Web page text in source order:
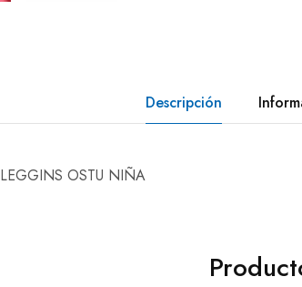
Descripción
LEGGINS OSTU NIÑA